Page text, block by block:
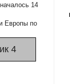
14
Европы по
4